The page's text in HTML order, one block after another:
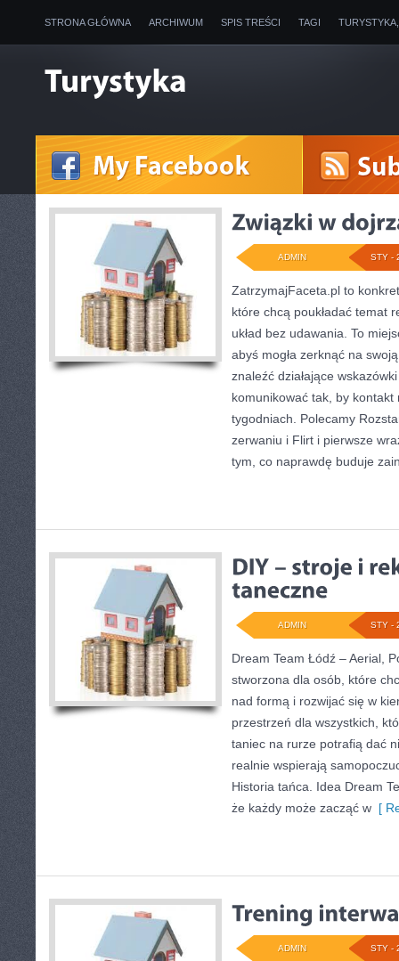
STRONA GŁÓWNA ARCHIWUM SPIS TREŚCI TAGI
STY -
ADMIN
ZatrzymajFaceta.pl to
które chcą poukładać temat
układ bez udawania. To
abyś mogła zerknąć na
znaleźć działające
komunikować tak, by kontakt
tygodniach. Polecamy
zerwaniu i Flirt i pierwsze
tym, co naprawdę buduje
STY -
ADMIN
Dream Team Łódź – Aerial,
stworzona dla osób, które
nad formą i rozwijać się w
przestrzeń dla wszystkich,
taniec na rurze potrafią dać
realnie wspierają
Historia tańca. Idea Dream
że każdy może zacząć w [
STY -
ADMIN